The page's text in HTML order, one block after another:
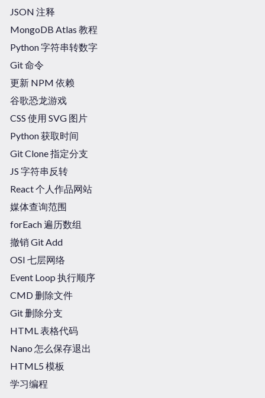
JSON 注释
MongoDB Atlas 教程
Python 字符串转数字
Git 命令
更新 NPM 依赖
谷歌恐龙游戏
CSS 使用 SVG 图片
Python 获取时间
Git Clone 指定分支
JS 字符串反转
React 个人作品网站
媒体查询范围
forEach 遍历数组
撤销 Git Add
OSI 七层网络
Event Loop 执行顺序
CMD 删除文件
Git 删除分支
HTML 表格代码
Nano 怎么保存退出
HTML5 模板
学习编程